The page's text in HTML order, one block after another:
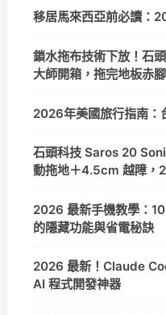
移居馬來西亞前必讀：
鎖水拖布技術下放！石
大師開箱，拖完地板赤
2026年美國旅行指南：
石頭科技 Saros 20
動拖地＋4.5cm 越障，
2026 最新手機教學：
的隱藏功能與省電秘訣
2026 最新！Claude
AI 程式開發神器